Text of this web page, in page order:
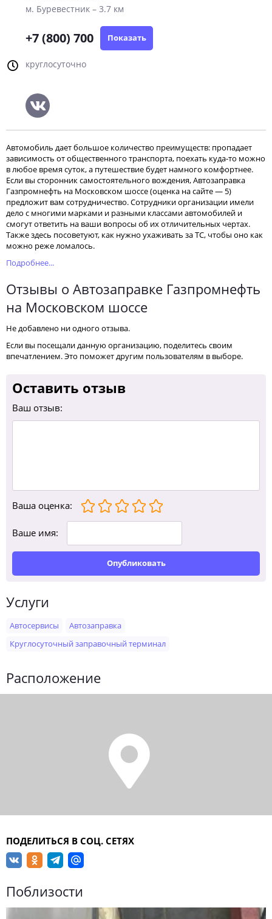
м. Буревестник – 3.7 км
+7 (800) 700 Показать
круглосуточно
Автомобиль дает большое количество преимуществ: пропадает
зависимость от общественного транспорта, поехать куда-то можно
в любое время суток, а путешествие будет намного комфортнее.
Если вы сторонник самостоятельного вождения, Автозаправка
Газпромнефть на Московском шоссе (оценка на сайте — 5)
предложит вам сотрудничество. Сотрудники организации имели
дело с многими марками и разными классами автомобилей и
смогут ответить на ваши вопросы об их отличительных чертах.
Также здесь посоветуют, как нужно ухаживать за ТС, чтобы оно как
можно реже ломалось.
Подробнее...
Отзывы о Автозаправке Газпромнефть
на Московском шоссе
Не добавлено ни одного отзыва.
Если вы посещали данную организацию, поделитесь своим
впечатлением. Это поможет другим пользователям в выборе.
Оставить отзыв
Ваш отзыв:
Ваша оценка:
Ваше имя:
Опубликовать
Услуги
Автосервисы
Автозаправка
Круглосуточный заправочный терминал
Расположение
ПОДЕЛИТЬСЯ В СОЦ. СЕТЯХ
Поблизости